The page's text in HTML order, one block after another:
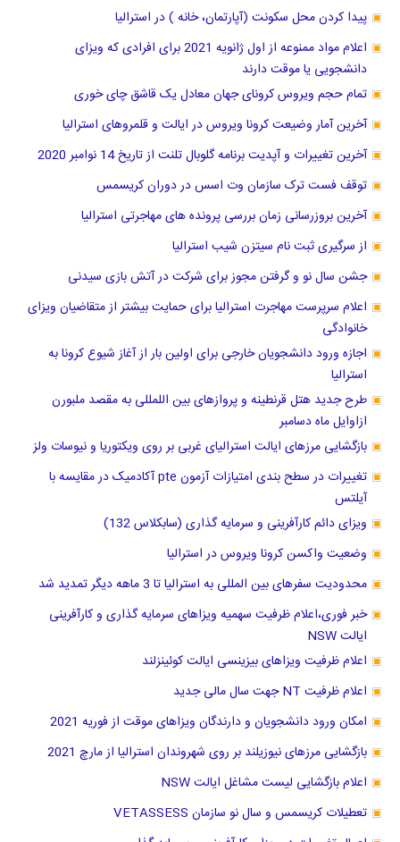
پیدا کردن محل سکونت (آپارتمان، خانه ) در استرالیا
اعلام مواد ممنوعه از اول ژانویه 2021 برای افرادی که ویزای
دانشجویی یا موقت دارند
تمام حجم ویروس کرونای جهان معادل یک قاشق چای خوری
آخرین آمار وضیعت کرونا ویروس در ایالت و قلمروهای استرالیا
آخرین تغییرات و آپدیت برنامه گلوبال تلنت از تاریخ 14 نوامبر 2020
توقف فست ترک سازمان وت اسس در دوران کریسمس
آخرین بروزرسانی زمان بررسی پرونده های مهاجرتی استرالیا
از سرگیری ثبت نام سیتزن شیب استرالیا
جشن سال نو و ‌گرفتن مجوز برای شرکت در آتش بازی سیدنی
اعلام سرپرست مهاجرت استرالیا برای حمایت بیشتر از متقاضیان ویزای
خانوادگی
اجازه ورود دانشجویان خارجی برای اولین بار از آغاز شیوع کرونا به
استرالیا
طرح جدید هتل قرنطینه و پروازهای بین اللمللی به مقصد ملبورن
ازاوایل ماه دسامبر
بازگشایی مرزهای ایالت استرالیای غربی بر روی ویکتوریا و نیوسات ولز
تغییرات در سطح بندی امتیازات آزمون pte آکادمیک در مقایسه با
آیلتس
ویزای دائم کارآفرینی و سرمایه گذاری (سابکلاس 132)
وضعیت واکسن کرونا ویروس در استرالیا
محدودیت سفرهای بین المللی به استرالیا تا 3 ماهه دیگر تمدید شد
خبر فوری،اعلام ظرفیت سهمیه ویزاهای سرمایه گذاری و کارآفرینی
ایالت NSW
اعلام ظرفیت ویزاهای بیزینسی ایالت کوئینزلند
اعلام ظرفیت NT جهت سال مالی جدید
امکان ورود دانشجویان و دارندگان ویزاهای موقت از فوریه 2021
بازگشایی مرزهای نیوزیلند بر روی شهروندان استرالیا از مارچ 2021
اعلام بازگشایی لیست مشاغل ایالت NSW
تعطیلات کریسمس و سال نو سازمان VETASSESS